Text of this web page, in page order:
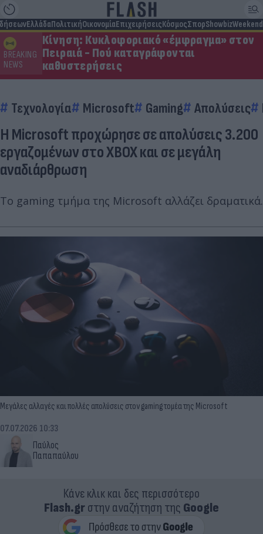
ΕλλάδαΠολιτικήΟικονομίαΕπιχειρήσειςΚόσμοςΣπορShowbizWeekend
BREAKING
NEWS
Κίνηση: Κυκλοφοριακό «έμφραγμα» στον
Πειραιά - Πού καταγράφονται
καθυστερήσεις
Τεχνολογία Microsoft Gaming Απολύσεις
Η Microsoft προχώρησε σε απολύσεις 3.200
εργαζομένων στο XBOX και σε μεγάλη
αναδιάρθρωση
Το gaming τμήμα της Microsoft αλλάζει δραματικά.
Μεγάλες αλλαγές και πολλές απολύσεις στον gaming τομέα της Microsoft
Παύλος
Παπαπαύλου
07.07.2026 10:33
Κάνε κλικ και δες περισσότερο
Flash.grστην αναζήτηση της Google